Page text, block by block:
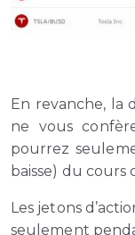
En revanche, la
ne vous
pourrez
baisse) du cours
Les jetons
seulement